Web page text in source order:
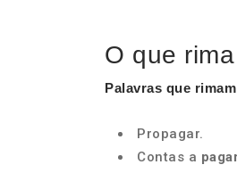
O que
Palavras que
Propagar.
Contas a